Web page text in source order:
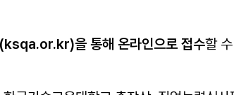
(ksqa.or.kr)을 통해 온라인으로 접수할